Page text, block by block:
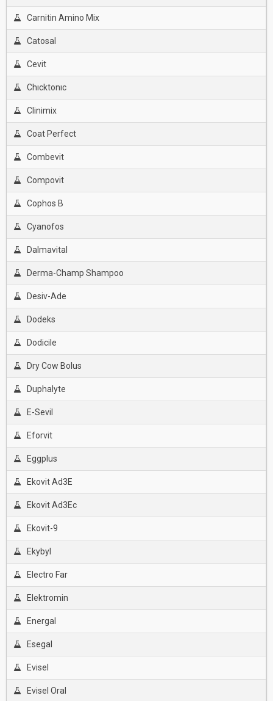
Carnitin Amino Mix
Catosal
Cevit
Chıcktonıc
Clinimix
Coat Perfect
Combevit
Compovit
Cophos B
Cyanofos
Dalmavital
Derma-Champ Shampoo
Desiv-Ade
Dodeks
Dodicile
Dry Cow Bolus
Duphalyte
E-Sevil
Eforvit
Eggplus
Ekovit Ad3E
Ekovit Ad3Ec
Ekovit-9
Ekybyl
Electro Far
Elektromin
Energal
Esegal
Evisel
Evisel Oral